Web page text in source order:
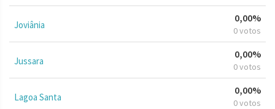
Joviânia
0,00%
0 votos
Jussara
0,00%
0 votos
Lagoa Santa
0,00%
0 votos